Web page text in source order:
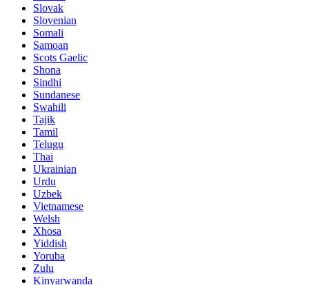
Slovak
Slovenian
Somali
Samoan
Scots Gaelic
Shona
Sindhi
Sundanese
Swahili
Tajik
Tamil
Telugu
Thai
Ukrainian
Urdu
Uzbek
Vietnamese
Welsh
Xhosa
Yiddish
Yoruba
Zulu
Kinyarwanda